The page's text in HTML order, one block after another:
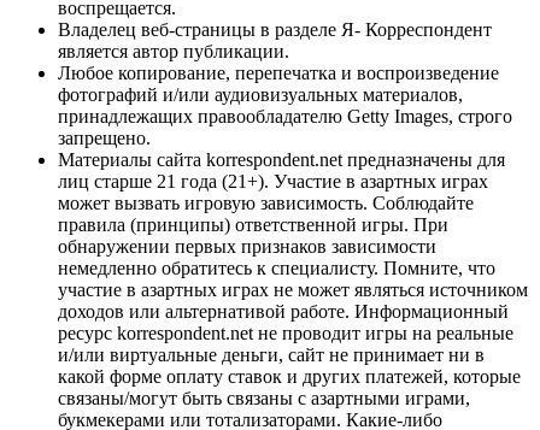
воспрещается.
Владелец веб-страницы в разделе Я- Корреспондент
является автор публикации.
Любое копирование, перепечатка и воспроизведение
фотографий и/или аудиовизуальных материалов,
принадлежащих правообладателю Getty Images, строго
запрещено.
Материалы сайта korrespondent.net предназначены для
лиц старше 21 года (21+). Участие в азартных играх
может вызвать игровую зависимость. Соблюдайте
правила (принципы) ответственной игры. При
обнаружении первых признаков зависимости
немедленно обратитесь к специалисту. Помните, что
участие в азартных играх не может являться источником
доходов или альтернативой работе. Информационный
ресурс korrespondent.net не проводит игры на реальные
и/или виртуальные деньги, сайт не принимает ни в
какой форме оплату ставок и других платежей, которые
связаны/могут быть связаны с азартными играми,
букмекерами или тотализаторами. Какие-либо